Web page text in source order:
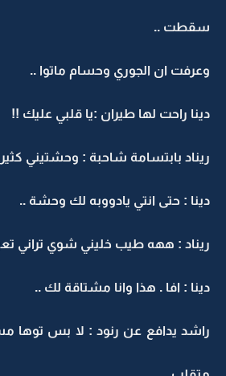
سقطت ..
وعرفت ان الجوري وحسام ماتوا ..
دينا راحت لها طيران :يا قلبي عليك !!
ريناد بابتسامة شاحبة : وحشتيني كثير
دينا : حتى انتي يادووبه لك وحشة ..
ريناد : ههه طيب خليني شوي تراني
دينا : افا . هذا وانا مشتاقة لك ..
راشد يدافع عن رنود : لا بس توها